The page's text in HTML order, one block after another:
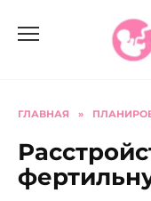
ГЛАВНАЯ »